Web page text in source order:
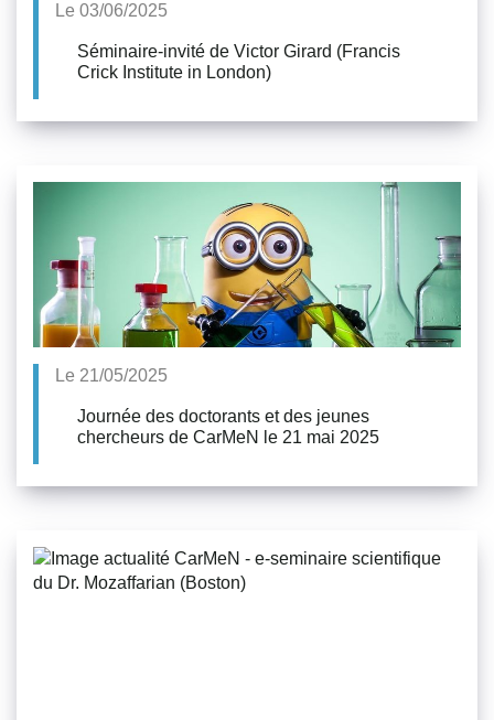
Le 03/06/2025
Séminaire-invité de Victor Girard (Francis
Crick Institute in London)
Le 21/05/2025
Journée des doctorants et des jeunes
chercheurs de CarMeN le 21 mai 2025